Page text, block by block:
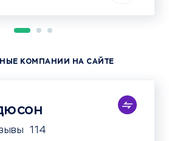
КОМПАНИИ НА САЙТЕ
114